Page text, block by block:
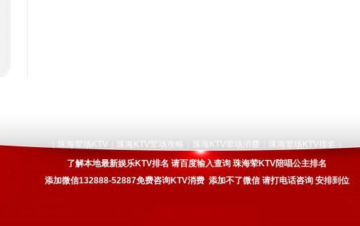
珠海荤场KTV 珠海KTV荤场攻略 珠海KTV荤场消费 珠海荤场KTV排名
了解本地最新娱乐KTV排名 请百度输入查询 珠海荤KTV陪唱公主排名
添加微信132888-52887免费咨询KTV消费 添加不了微信 请打电话咨询 安排到位